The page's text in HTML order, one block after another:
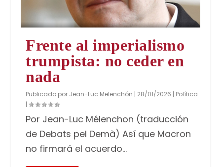
Frente al imperialismo
trumpista: no ceder en
nada
Publicado por Jean-Luc Melenchón | 28/01/2026 | Política
|
Por Jean-Luc Mélenchon (traducción
de Debats pel Demà) Así que Macron
no firmará el acuerdo...